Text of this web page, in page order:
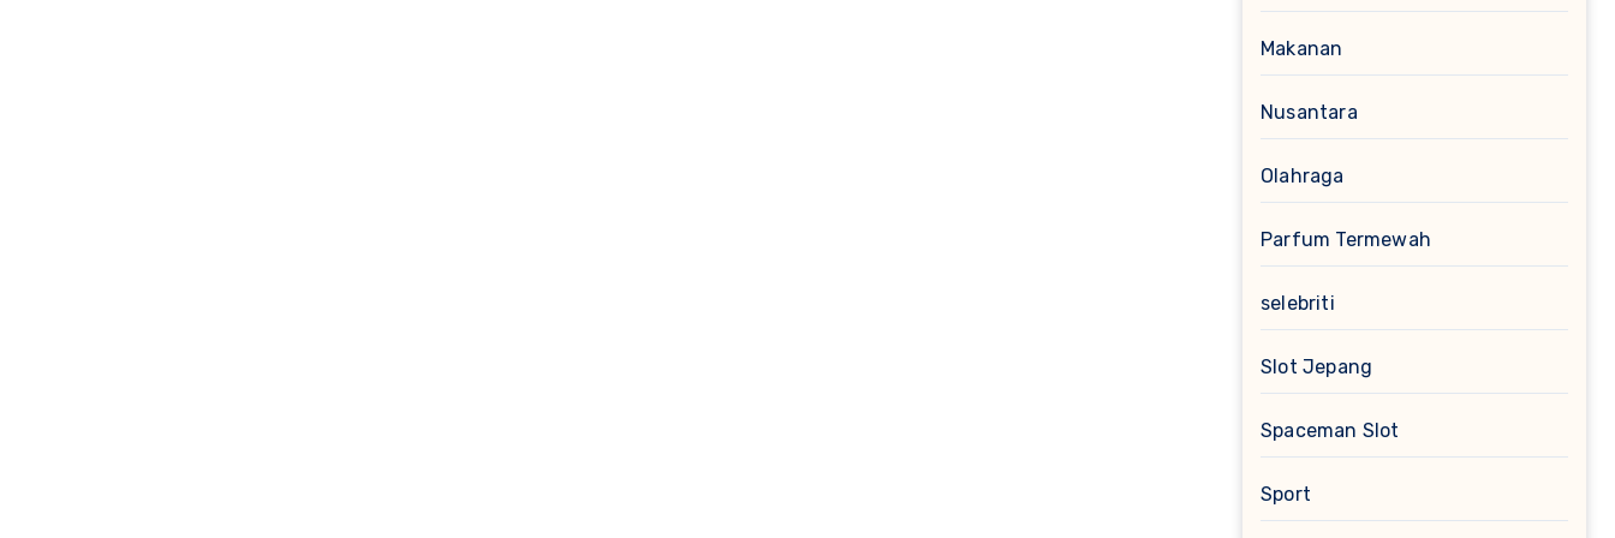
Makanan
Nusantara
Olahraga
Parfum Termewah
selebriti
Slot Jepang
Spaceman Slot
Sport